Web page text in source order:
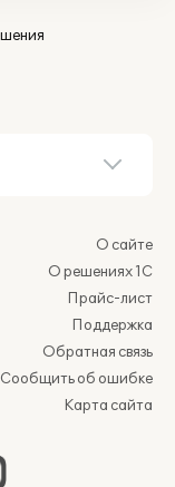
О сайте
О решениях 1С
Прайс-лист
Поддержка
Обратная связь
Сообщить об ошибке
Карта сайта